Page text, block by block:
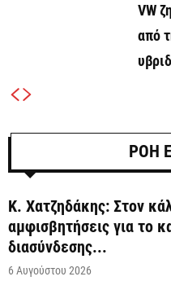
VW
από
ΡΟΗ
Κ. Χατζηδάκης: Στον
αμφισβητήσεις για το
διασύνδεσης...
6 Αυγούστου 2026